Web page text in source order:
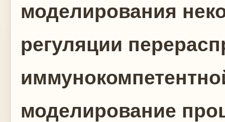
моделирования
регуляции
моделирование